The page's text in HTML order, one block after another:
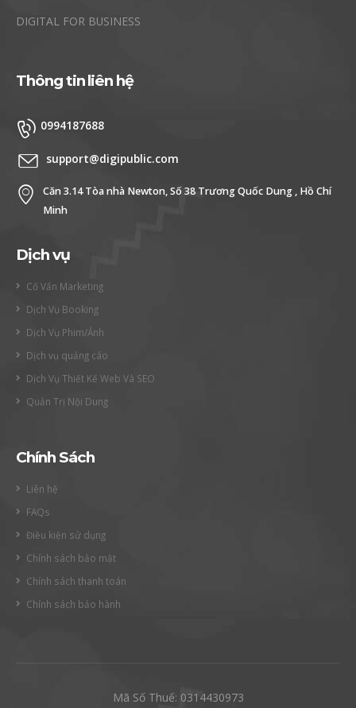
DIGITAL FOR BUSINESS
Thông tin liên hệ
0994187688
support@digipublic.com
Căn 3.14 Tòa nhà Newton, Số 38 Trương Quốc Dung , Hồ Chí
Minh
Dịch vụ
Cố Vấn Marketing
Dịch Vụ Booking
Dịch Vụ Phim/Ảnh
Dịch vụ quảng cáo
Dịch Vụ Thiết Kế Web Và SEO
Quản Trị Nội Dung
Chính Sách
Liên hệ
FAQs
Điều kiện sử dụng
Chính sách bảo mật
Chính sách thanh toán
Chính sách bảo hành
Mã Số Thuế: 0314430973